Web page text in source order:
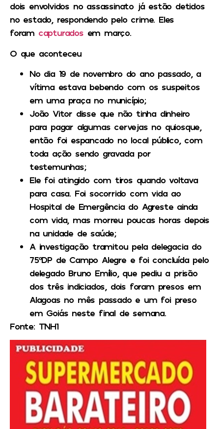
dois envolvidos no assassinato já estão detidos
no estado, respondendo pelo crime. Eles
foram capturadosem março.
O que aconteceu
No dia 19 de novembro do ano passado, a
vítima estava bebendo com os suspeitos
em uma praça no município;
João Vitor disse que não tinha dinheiro
para pagar algumas cervejas no quiosque,
então foi espancado no local público, com
toda ação sendo gravada por
testemunhas;
Ele foi atingido com tiros quando voltava
para casa. Foi socorrido com vida ao
Hospital de Emergência do Agreste ainda
com vida, mas morreu poucas horas depois
na unidade de saúde;
A investigação tramitou pela delegacia do
75ºDP de Campo Alegre e foi concluída pelo
delegado Bruno Emílio, que pediu a prisão
dos três indiciados, dois foram presos em
Alagoas no mês passado e um foi preso
em Goiás neste final de semana.
Fonte: TNH1